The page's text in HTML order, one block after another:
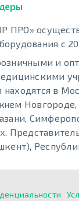
с
и
в
Новгороде,